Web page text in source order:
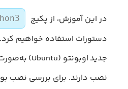
در این آموزش، از پکیج
دستورات استفاده خواهیم
نصب دارند. برای بررسی نصب